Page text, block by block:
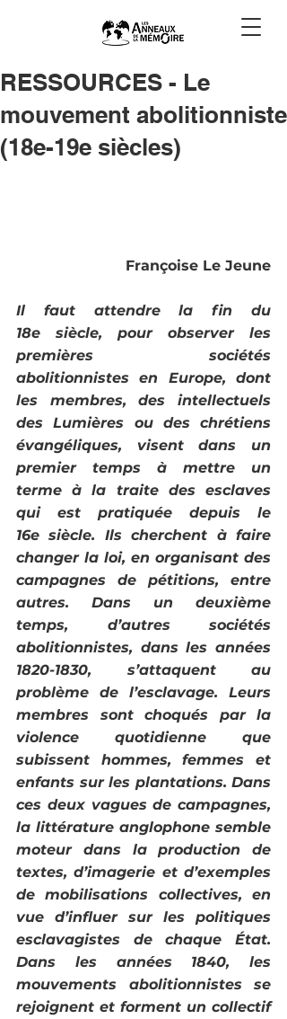
RESSOURCES - Le
mouvement abolitionniste
(18e-19e siècles)
Françoise Le Jeune
Il faut attendre la fin du
18e siècle, pour observer les
premières sociétés
abolitionnistes en Europe, dont
les membres, des intellectuels
des Lumières ou des chrétiens
évangéliques, visent dans un
premier temps à mettre un
terme à la traite des esclaves
qui est pratiquée depuis le
16e siècle. Ils cherchent à faire
changer la loi, en organisant des
campagnes de pétitions, entre
autres. Dans un deuxième
temps, d’autres sociétés
abolitionnistes, dans les années
1820-1830, s’attaquent au
problème de l’esclavage. Leurs
membres sont choqués par la
violence quotidienne que
subissent hommes, femmes et
enfants sur les plantations. Dans
ces deux vagues de campagnes,
la littérature anglophone semble
moteur dans la production de
textes, d’imagerie et d’exemples
de mobilisations collectives, en
vue d’influer sur les politiques
esclavagistes de chaque État.
Dans les années 1840, les
mouvements abolitionnistes se
rejoignent et forment un collectif